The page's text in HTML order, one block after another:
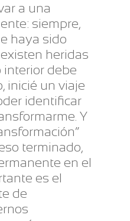
a una
siempre,
haya sido
heridas
debe
inicié un viaje
identificar
Y
terminado,
en el
es el
de